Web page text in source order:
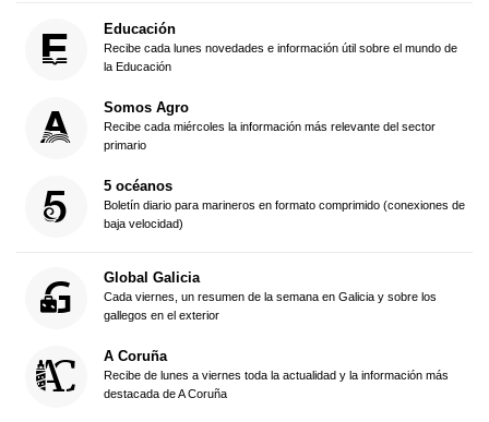
Educación
Recibe cada lunes novedades e información útil sobre el mundo de
la Educación
Somos Agro
Recibe cada miércoles la información más relevante del sector
primario
5 océanos
Boletín diario para marineros en formato comprimido (conexiones de
baja velocidad)
Global Galicia
Cada viernes, un resumen de la semana en Galicia y sobre los
gallegos en el exterior
A Coruña
Recibe de lunes a viernes toda la actualidad y la información más
destacada de A Coruña